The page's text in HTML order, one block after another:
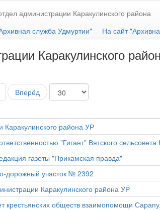
администрации Каракулинского района
служба Удмуртии"
На сайт
Каракулинского
Вперёд
района УР
"Гигант" Вятского
газеты "Прикамская правда"
дорожный участок № 2392
Каракулинского района УР
крестьянских обществ взаимопомощи